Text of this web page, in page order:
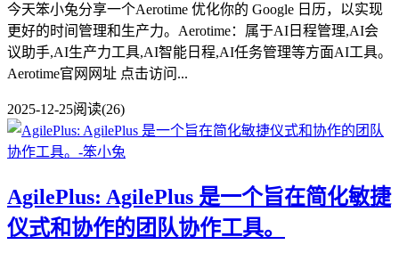
今天笨小兔分享一个Aerotime 优化你的 Google 日历，以实现
更好的时间管理和生产力。Aerotime：属于AI日程管理,AI会
议助手,AI生产力工具,AI智能日程,AI任务管理等方面AI工具。
Aerotime官网网址 点击访问...
2025-12-25阅读(26)
AgilePlus: AgilePlus 是一个旨在简化敏捷
仪式和协作的团队协作工具。